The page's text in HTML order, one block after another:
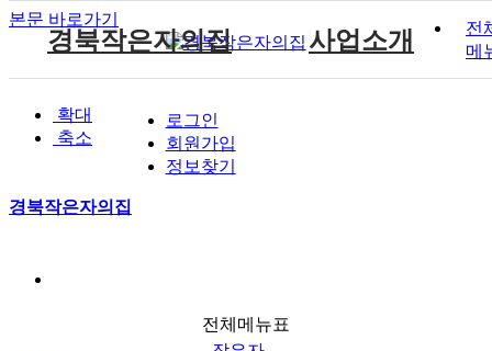
본문 바로가기
확대
축소
로그인
회원가입
정보찾기
경북작은자의집
경북작은자의집
시설소개
재단소개
사업소개
작은자이야기
작은자 프로그램
재가센터 특화프로그램
재가 이용요금 안내
자원봉사 안내
전
메
전체메뉴표